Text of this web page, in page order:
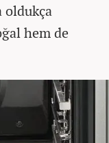
oldukça
hem de